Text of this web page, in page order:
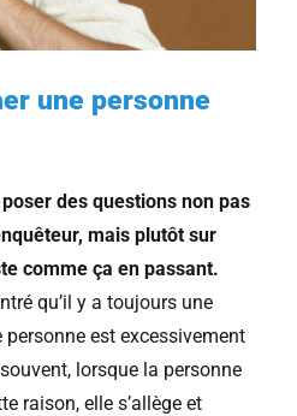
une personne
des questions non pas
mais plutôt sur
comme ça en passant.
qu’il y a toujours une
est excessivement
lorsque la personne
raison, elle s’allège et